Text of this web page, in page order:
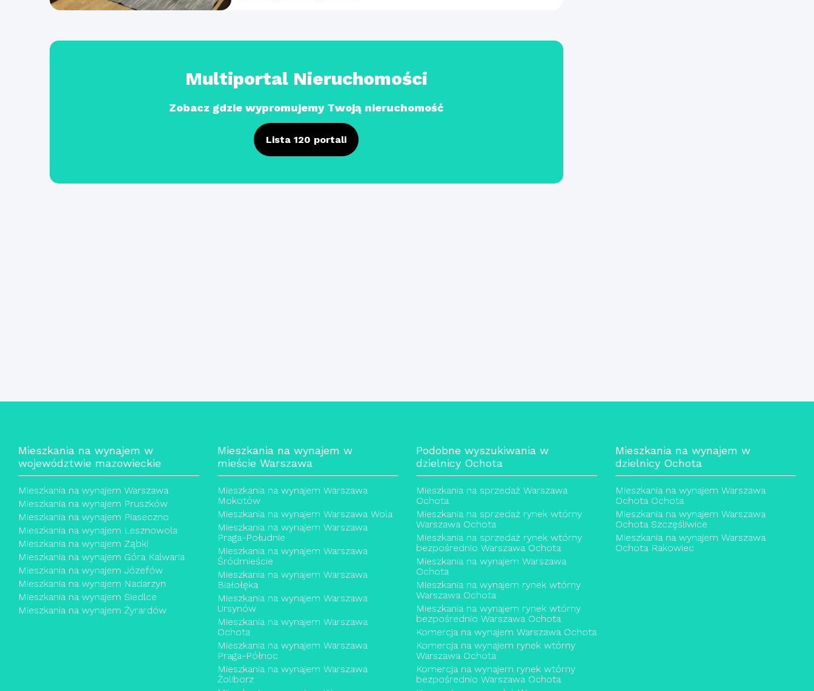
Multiportal Nieruchomości
Zobacz gdzie wypromujemy Twoją nieruchomość
Lista 120 portali
Mieszkania na wynajem w
województwie mazowieckie
Mieszkania na wynajem Warszawa
Mieszkania na wynajem Pruszków
Mieszkania na wynajem Piaseczno
Mieszkania na wynajem Lesznowola
Mieszkania na wynajem Ząbki
Mieszkania na wynajem Góra Kalwaria
Mieszkania na wynajem Józefów
Mieszkania na wynajem Nadarzyn
Mieszkania na wynajem Siedlce
Mieszkania na wynajem Żyrardów
Mieszkania na wynajem w
mieście Warszawa
Mieszkania na wynajem Warszawa
Mokotów
Mieszkania na wynajem Warszawa Wola
Mieszkania na wynajem Warszawa
Praga-Południe
Mieszkania na wynajem Warszawa
Śródmieście
Mieszkania na wynajem Warszawa
Białołęka
Mieszkania na wynajem Warszawa
Ursynów
Mieszkania na wynajem Warszawa
Ochota
Mieszkania na wynajem Warszawa
Praga-Północ
Mieszkania na wynajem Warszawa
Żoliborz
Podobne wyszukiwania w
dzielnicy Ochota
Mieszkania na sprzedaż Warszawa
Ochota
Mieszkania na sprzedaż rynek wtórny
Warszawa Ochota
Mieszkania na sprzedaż rynek wtórny
bezpośrednio Warszawa Ochota
Mieszkania na wynajem Warszawa
Ochota
Mieszkania na wynajem rynek wtórny
Warszawa Ochota
Mieszkania na wynajem rynek wtórny
bezpośrednio Warszawa Ochota
Komercja na wynajem Warszawa Ochota
Komercja na wynajem rynek wtórny
Warszawa Ochota
Komercja na wynajem rynek wtórny
bezpośrednio Warszawa Ochota
Mieszkania na wynajem w
dzielnicy Ochota
Mieszkania na wynajem Warszawa
Ochota Ochota
Mieszkania na wynajem Warszawa
Ochota Szczęśliwice
Mieszkania na wynajem Warszawa
Ochota Rakowiec